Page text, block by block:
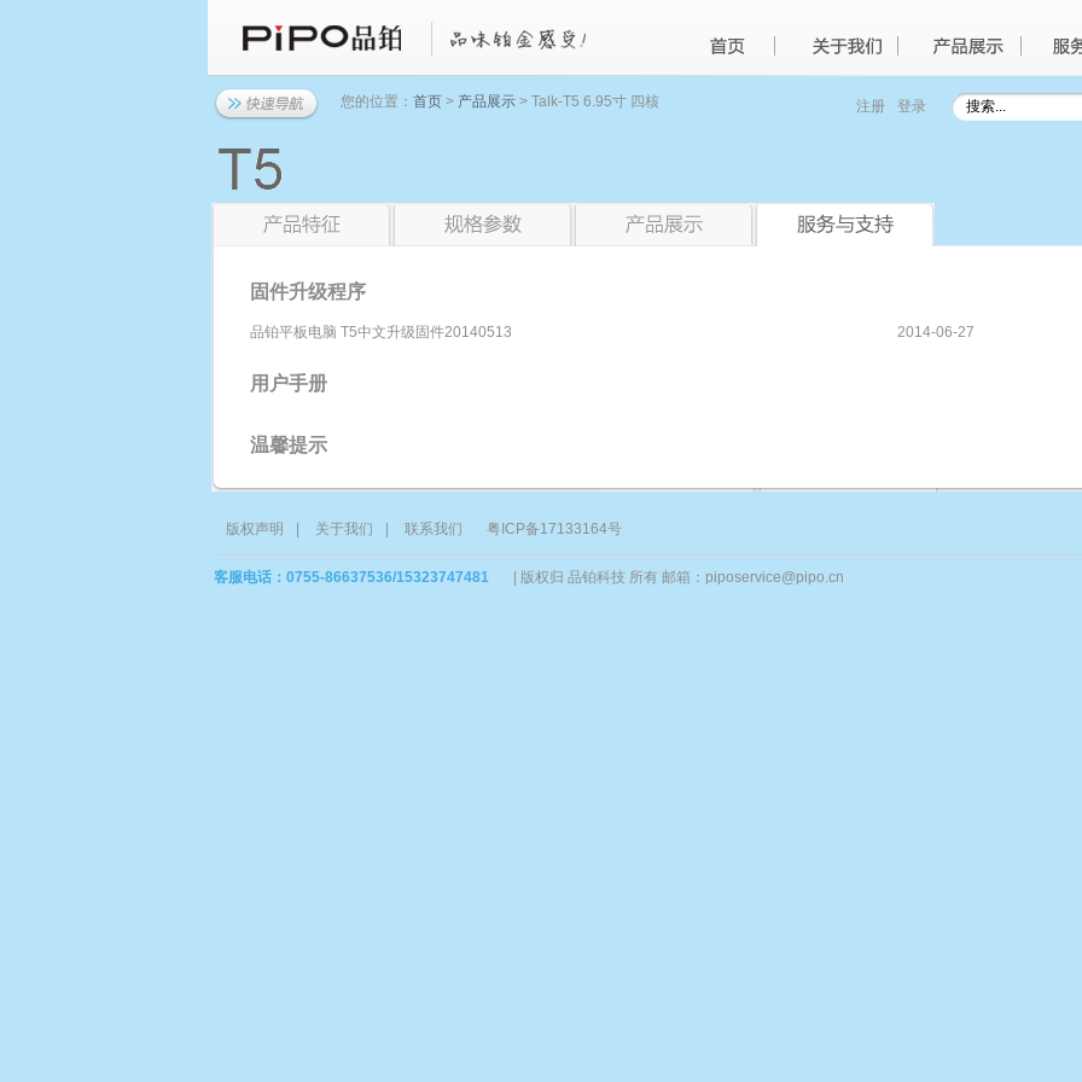
注册 登录
您的位置： 首页 > 产品展示 > Talk-T5 6.95寸 四核
固件升级程序
品铂平板电脑 T5中文升级固件20140513 2014-06-27
用户手册
温馨提示
版权声明 关于我们 联系我们 粤ICP备17133164号
客服电话：0755-86637536/15323747481 版权归 品铂科技 所有 邮箱：piposervice@pipo.cn